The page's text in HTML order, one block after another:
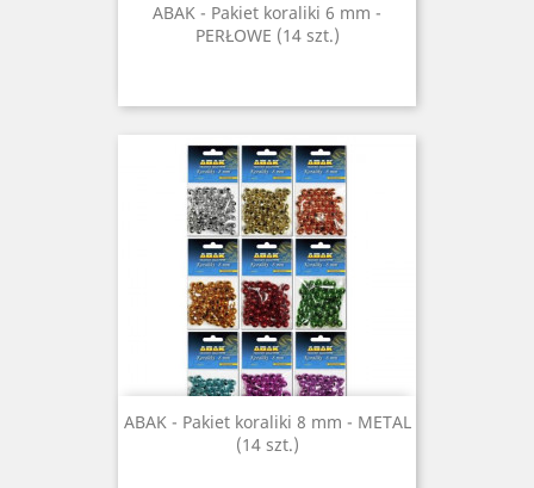
ABAK - Pakiet koraliki 6 mm -
PERŁOWE (14 szt.)
ABAK - Pakiet koraliki 8 mm - METAL
(14 szt.)